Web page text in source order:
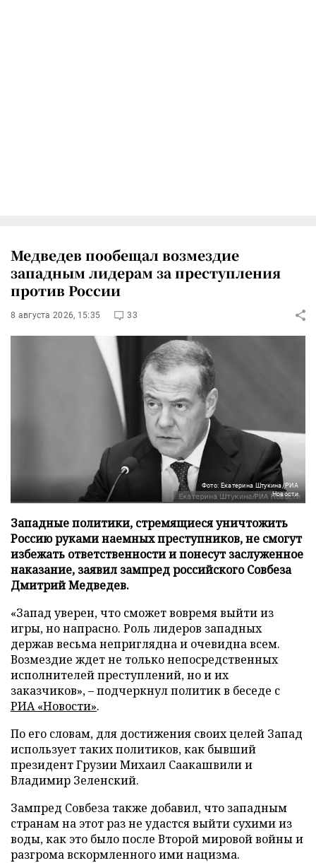
Медведев пообещал возмездие
западным лидерам за преступления
против России
8 августа 2026, 15:35 33
Фото: Екатерина Штукина/РИА
Новости
Западные политики, стремящиеся уничтожить
Россию руками наемных преступников, не смогут
избежать ответственности и понесут заслуженное
наказание, заявил зампред российского Совбеза
Дмитрий Медведев.
«Запад уверен, что сможет вовремя выйти из
игры, но напрасно. Роль лидеров западных
держав весьма неприглядна и очевидна всем.
Возмездие ждет не только непосредственных
исполнителей преступлений, но и их
заказчиков», – подчеркнул политик в беседе с
РИА «Новости».
По его словам, для достижения своих целей Запад
использует таких политиков, как бывший
президент Грузии Михаил Саакашвили и
Владимир Зеленский.
Зампред Совбеза также добавил, что западным
странам на этот раз не удастся выйти сухими из
воды, как это было после Второй мировой войны и
разгрома вскормленного ими нацизма.